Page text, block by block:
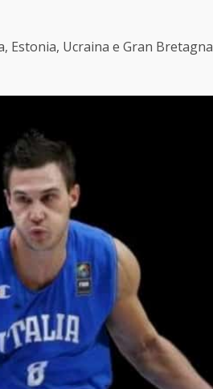
Estonia, Ucraina e Gran Bretagna